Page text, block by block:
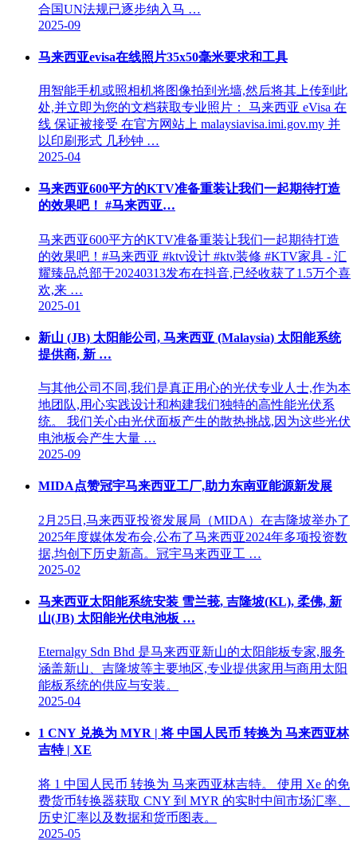
合国UN法规已逐步纳入马 …
2025-09
马来西亚evisa在线照片35x50毫米要求和工具
用智能手机或照相机将图像拍到光墙,然后将其上传到此
处,并立即为您的文档获取专业照片： 马来西亚 eVisa 在
线 保证被接受 在官方网站上 malaysiavisa.imi.gov.my 并
以印刷形式 几秒钟 …
2025-04
马来西亚600平方的KTV准备重装让我们一起期待打造
的效果吧！ #马来西亚…
马来西亚600平方的KTV准备重装让我们一起期待打造
的效果吧！#马来西亚 #ktv设计 #ktv装修 #KTV家具 - 汇
耀臻品总部于20240313发布在抖音,已经收获了1.5万个喜
欢,来 …
2025-01
新山 (JB) 太阳能公司, 马来西亚 (Malaysia) 太阳能系统
提供商, 新 …
与其他公司不同,我们是真正用心的光伏专业人士,作为本
地团队,用心实践设计和构建我们独特的高性能光伏系
统。 我们关心由光伏面板产生的散热挑战,因为这些光伏
电池板会产生大量 …
2025-09
MIDA点赞冠宇马来西亚工厂,助力东南亚能源新发展
2月25日,马来西亚投资发展局（MIDA）在吉隆坡举办了
2025年度媒体发布会,公布了马来西亚2024年多项投资数
据,均创下历史新高。冠宇马来西亚工 …
2025-02
马来西亚太阳能系统安装 雪兰莪, 吉隆坡(KL), 柔佛, 新
山(JB) 太阳能光伏电池板 …
Eternalgy Sdn Bhd 是马来西亚新山的太阳能板专家,服务
涵盖新山、吉隆坡等主要地区,专业提供家用与商用太阳
能板系统的供应与安装。
2025-04
1 CNY 兑换为 MYR | 将 中国人民币 转换为 马来西亚林
吉特 | XE
将 1 中国人民币 转换为 马来西亚林吉特。 使用 Xe 的免
费货币转换器获取 CNY 到 MYR 的实时中间市场汇率、
历史汇率以及数据和货币图表。
2025-05